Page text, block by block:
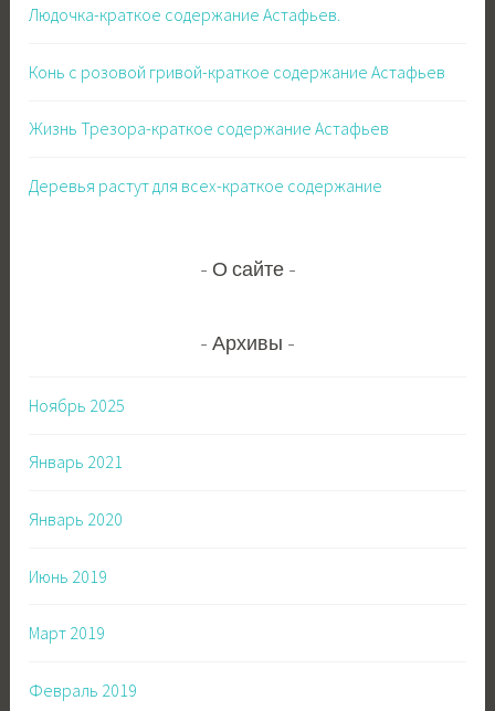
Людочка-краткое содержание Астафьев.
Конь с розовой гривой-краткое содержание Астафьев
Жизнь Трезора-краткое содержание Астафьев
Деревья растут для всех-краткое содержание
О сайте
Архивы
Ноябрь 2025
Январь 2021
Январь 2020
Июнь 2019
Март 2019
Февраль 2019